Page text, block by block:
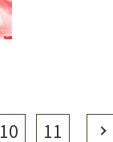
10 11 Next